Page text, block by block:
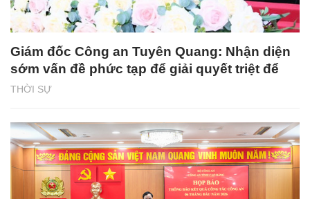
THỜI SỰ
Giám đốc Công an Tuyên Quang: Nhận diện
sớm vấn đề phức tạp để giải quyết triệt để